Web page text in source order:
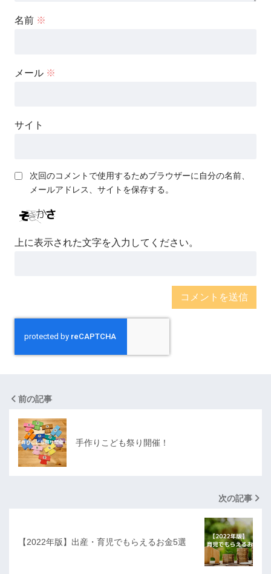
名前 ※
メール ※
サイト
次回のコメントで使用するためブラウザーに自分の名前、
メールアドレス、サイトを保存する。
上に表示された文字を入力してください。
前の記事
手作りこども祭り開催！
次の記事
【2022年版】出産・育児でもらえるお金5選